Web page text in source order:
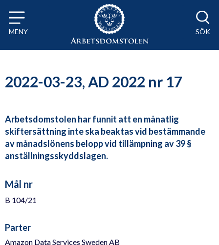
Till innehåll på sidan x
MENY SÖK
2022-03-23, AD 2022 nr 17
Arbetsdomstolen har funnit att en månatlig
skiftersättning inte ska beaktas vid bestämmande
av månadslönens belopp vid tillämpning av 39 §
anställningsskyddslagen.
Mål nr
B 104/21
Parter
Amazon Data Services Sweden AB